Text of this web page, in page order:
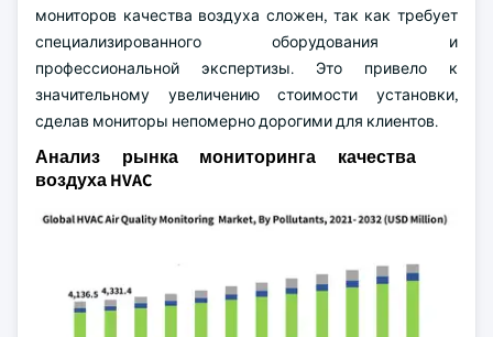
мониторов качества воздуха сложен, так как требует
специализированного оборудования и
профессиональной экспертизы. Это привело к
значительному увеличению стоимости установки,
сделав мониторы непомерно дорогими для клиентов.
Анализ рынка мониторинга качества
воздуха HVAC